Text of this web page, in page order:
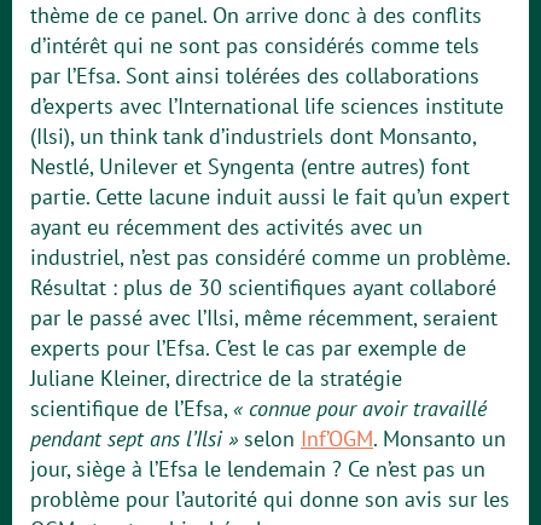
thème de ce panel. On arrive donc à des conflits
d’intérêt qui ne sont pas considérés comme tels
par l’Efsa. Sont ainsi tolérées des collaborations
d’experts avec l’International life sciences institute
(Ilsi), un think tank d’industriels dont Monsanto,
Nestlé, Unilever et Syngenta (entre autres) font
partie. Cette lacune induit aussi le fait qu’un expert
ayant eu récemment des activités avec un
industriel, n’est pas considéré comme un problème.
Résultat : plus de 30 scientifiques ayant collaboré
par le passé avec l’Ilsi, même récemment, seraient
experts pour l’Efsa. C’est le cas par exemple de
Juliane Kleiner, directrice de la stratégie
scientifique de l’Efsa,« connue pour avoir travaillé
pendant sept ans l’Ilsi » selon Inf’OGM. Monsanto un
jour, siège à l’Efsa le lendemain ? Ce n’est pas un
problème pour l’autorité qui donne son avis sur les